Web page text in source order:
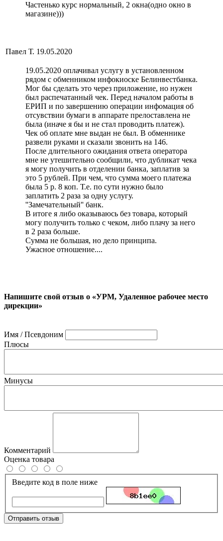
Частенько курс нормальный, 2 окна(одно окно в
магазине)))
Павел Т. 19.05.2020
19.05.2020 оплачивал услугу в установленном
рядом с обменником инфокиоске Белинвестбанка.
Мог бы сделать это через приложение, но нужен
был распечатанный чек. Перед началом работы в
ЕРИП и по завершению операции инфомация об
отсувствии бумаги в аппарате прелоставлена не
была (иначе я бы и не стал проводить платеж).
Чек об оплате мне выдан не был. В обменнике
развели руками и сказали звонить на 146.
После длительного ожидания ответа оператора
мне не утешительно сообщили, что дубликат чека
я могу получить в отделении банка, заплатив за
это 5 рублей. При чем, что сумма моего платежа
была 5 р. 8 коп. Т.е. по сути нужно было
заплатить 2 раза за одну услугу.
''Замечательный'' банк.
В итоге я либо оказываюсь без товара, который
могу получить только с чеком, либо плачу за него
в 2 раза больше.
Сумма не большая, но дело принципа.
Ужасное отношение....
Напишите свой отзыв о «УРМ, Удаленное рабочее место
дирекции»
Имя / Псевдоним
Плюсы
Минусы
Комментарий
Оценка товара
Введите код в поле ниже
Отправить отзыв